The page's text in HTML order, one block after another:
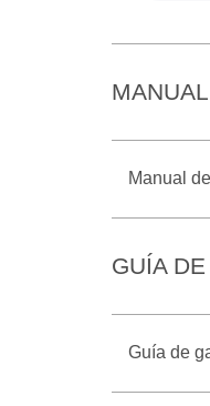
Manual
GUÍA
Guía de